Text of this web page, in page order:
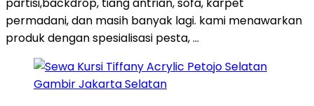
permadani, dan masih banyak lagi. kami menawarkan
produk dengan spesialisasi pesta, …